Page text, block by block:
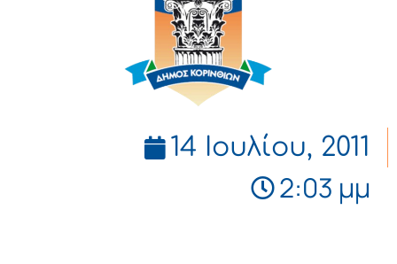
14 Ιουλίου, 2011
2:03 μμ